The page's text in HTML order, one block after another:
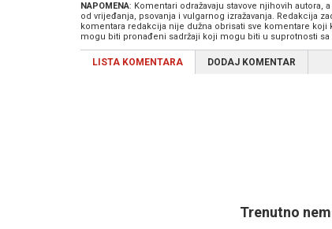
NAPOMENA: Komentari odražavaju stavove njihovih
od vrijeđanja, psovanja i vulgarnog izražavanja. Redakcija
komentara redakcija nije dužna obrisati sve komentare
mogu biti pronađeni sadržaji koji mogu biti u suprotnosti
LISTA KOMENTARA DODAJ KOMENTAR
Trenutno